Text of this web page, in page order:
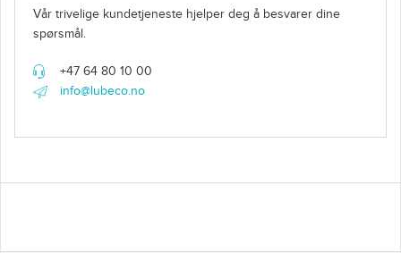
Vår trivelige kundetjeneste hjelper deg å besvarer dine
spørsmål.
+47 64 80 10 00
info@lubeco.no